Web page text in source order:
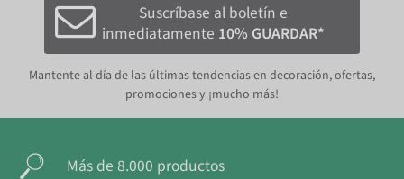
Suscríbase al boletín e
inmediatamente 10% GUARDAR*
Mantente al día de las últimas tendencias en decoración, ofertas,
promociones y ¡mucho más!
Más de 8.000 productos